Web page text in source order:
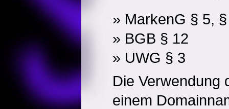
» MarkenG § 5,
» BGB § 12
» UWG § 3
Die Verwendung
einem